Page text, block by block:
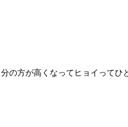
の方が高くなってヒョイってひ